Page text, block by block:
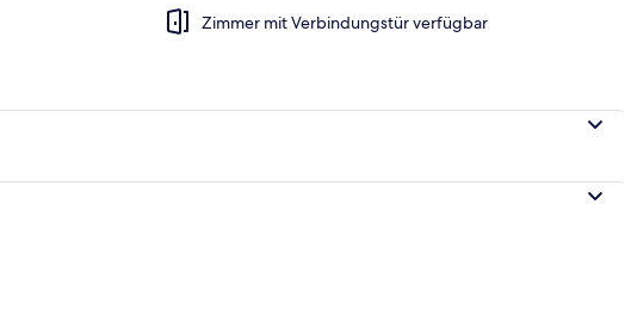
Zimmer mit Verbindungstür verfügbar